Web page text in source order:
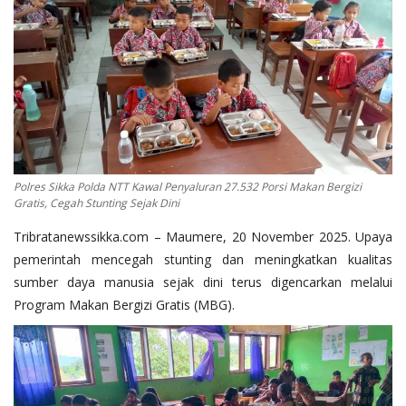
Polres Sikka Polda NTT Kawal Penyaluran 27.532 Porsi Makan Bergizi
Gratis, Cegah Stunting Sejak Dini
Tribratanewssikka.com – Maumere, 20 November 2025. Upaya
pemerintah mencegah stunting dan meningkatkan kualitas
sumber daya manusia sejak dini terus digencarkan melalui
Program Makan Bergizi Gratis (MBG).